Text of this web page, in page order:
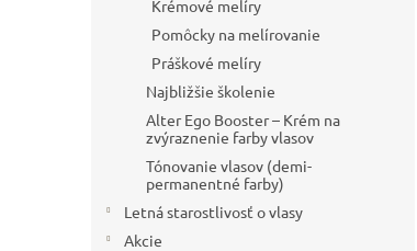
Krémové melíry
Pomôcky na melírovanie
Práškové melíry
Najbližšie školenie
Alter Ego Booster – Krém na
zvýraznenie farby vlasov
Tónovanie vlasov (demi-
permanentné farby)
Letná starostlivosť o vlasy
Akcie